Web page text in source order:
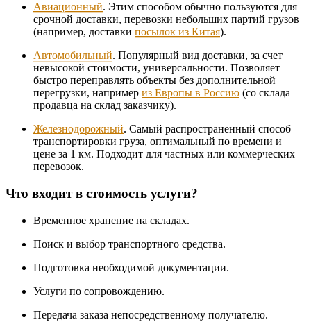
Авиационный. Этим способом обычно пользуются для
срочной доставки, перевозки небольших партий грузов
(например, доставки посылок из Китая).
Автомобильный. Популярный вид доставки, за счет
невысокой стоимости, универсальности. Позволяет
быстро переправлять объекты без дополнительной
перегрузки, например из Европы в Россию (со склада
продавца на склад заказчику).
Железнодорожный. Самый распространенный способ
транспортировки груза, оптимальный по времени и
цене за 1 км. Подходит для частных или коммерческих
перевозок.
Что входит в стоимость услуги?
Временное хранение на складах.
Поиск и выбор транспортного средства.
Подготовка необходимой документации.
Услуги по сопровождению.
Передача заказа непосредственному получателю.